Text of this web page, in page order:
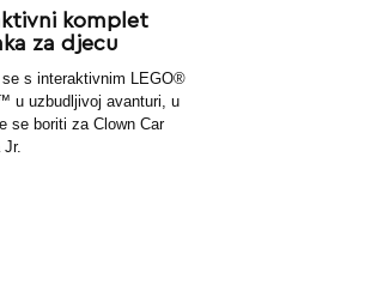
komplet
za djecu
se s interaktivnim LEGO®
u uzbudljivoj avanturi, u
se boriti za Clown Car
Jr.